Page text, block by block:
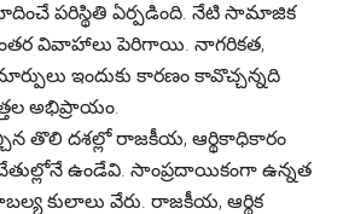
పరిస్థితి ఏర్పడింది. నేటి సామాజిక
వివాహాలు పెరిగాయి. నాగరికత,
ఇందుకు కారణం కావొచ్చన్నది
అభిప్రాయం.
తొలి దశల్లో రాజకీయ, ఆర్థికాధికారం
ఉండేవి. సాంప్రదాయికంగా ఉన్నత
కులాలు వేరు. రాజకీయ, ఆర్థిక